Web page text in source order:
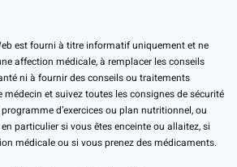
est fourni à titre informatif uniquement et ne
affection médicale, à remplacer les conseils
ni à fournir des conseils ou traitements
et suivez toutes les consignes de sécurité
d’exercices ou plan nutritionnel, ou
particulier si vous êtes enceinte ou allaitez, si
médicale ou si vous prenez des médicaments.